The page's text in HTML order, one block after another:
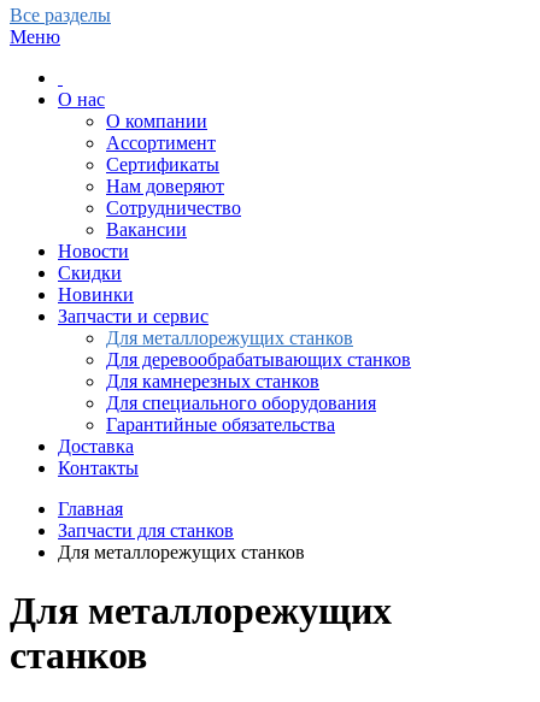
Все разделы
Меню
О нас
О компании
Ассортимент
Сертификаты
Нам доверяют
Сотрудничество
Вакансии
Новости
Скидки
Новинки
Запчасти и сервис
Для металлорежущих станков
Для деревообрабатывающих станков
Для камнерезных станков
Для специального оборудования
Гарантийные обязательства
Доставка
Контакты
Главная
Запчасти для станков
Для металлорежущих станков
Для металлорежущих
станков